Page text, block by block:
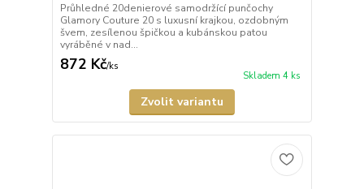
Průhledné 20denierové samodržící punčochy
Glamory Couture 20 s luxusní krajkou, ozdobným
švem, zesílenou špičkou a kubánskou patou
vyráběné v nad...
872 Kč/ks
Skladem 4 ks
Zvolit variantu